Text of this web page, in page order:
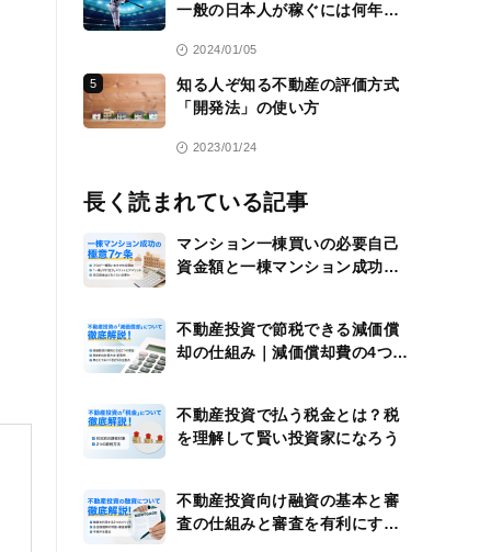
一般の日本人が稼ぐには何年か
2024/01/05
5
知る人ぞ知る不動産の評価方式
「開発法」の使い方
2023/01/24
長く読まれている記事
マンション一棟買いの必要自己
資金額と一棟マンション成功の
不動産投資で節税できる減価償
却の仕組み｜減価償却費の4つの
不動産投資で払う税金とは？税
を理解して賢い投資家になろう
不動産投資向け融資の基本と審
査の仕組みと審査を有利にする